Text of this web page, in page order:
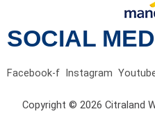
SOCIAL
Facebook-f Instagram
Copyright © 2026 Citraland